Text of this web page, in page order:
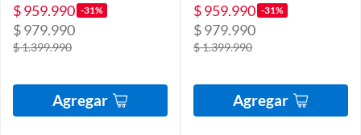
$ 959.990 -31%
$ 979.990
$ 1.399.990
Agregar
$ 959.990 -31%
$ 979.990
$ 1.399.990
Agregar